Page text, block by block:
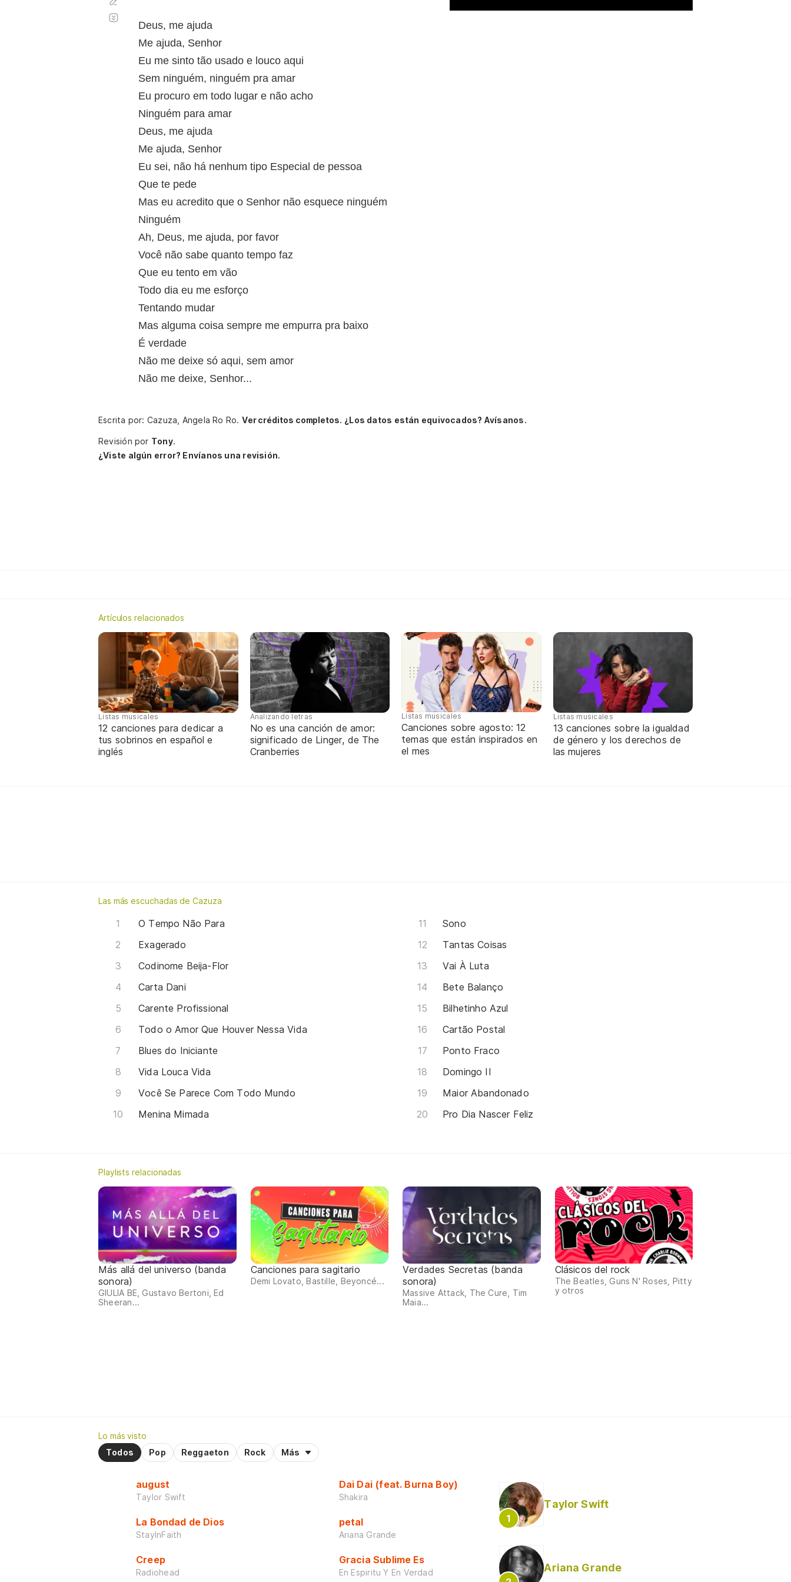
Deus, me ajuda
Me ajuda, Senhor
Eu me sinto tão usado e louco aqui
Sem ninguém, ninguém pra amar
Eu procuro em todo lugar e não acho
Ninguém para amar
Deus, me ajuda
Me ajuda, Senhor
Eu sei, não há nenhum tipo Especial de pessoa
Que te pede
Mas eu acredito que o Senhor não esquece ninguém
Ninguém
Ah, Deus, me ajuda, por favor
Você não sabe quanto tempo faz
Que eu tento em vão
Todo dia eu me esforço
Tentando mudar
Mas alguma coisa sempre me empurra pra baixo
É verdade
Não me deixe só aqui, sem amor
Não me deixe, Senhor...
automático
Escrita por: Cazuza, Angela Ro Ro. Ver créditos completos. ¿Los datos están equivocados? Avísanos.
Revisión por Tony.
¿Viste algún error? Envíanos una revisión.
Artículos relacionados
Listas musicales
12 canciones para dedicar a
tus sobrinos en español e
inglés
Analizando letras
No es una canción de amor:
significado de Linger, de The
Cranberries
Listas musicales
Canciones sobre agosto: 12
temas que están inspirados en
el mes
Listas musicales
13 canciones sobre la igualdad
de género y los derechos de
las mujeres
Las más escuchadas de Cazuza
O Tempo Não Para
Exagerado
Codinome Beija-Flor
Carta Dani
Carente Profissional
Todo o Amor Que Houver Nessa Vida
Blues do Iniciante
Vida Louca Vida
Você Se Parece Com Todo Mundo
Menina Mimada
Sono
Tantas Coisas
Vai À Luta
Bete Balanço
Bilhetinho Azul
Cartão Postal
Ponto Fraco
Domingo II
Maior Abandonado
Pro Dia Nascer Feliz
Playlists relacionadas
Más allá del universo (banda
sonora)
GIULIA BE, Gustavo Bertoni, Ed
Sheeran...
Canciones para sagitario
Demi Lovato, Bastille, Beyoncé...
Verdades Secretas (banda
sonora)
Massive Attack, The Cure, Tim
Maia...
Clásicos del rock
The Beatles, Guns N' Roses, Pitty
y otros
Lo más visto
Todos
Pop Reggaeton Rock Más
august
Taylor Swift
La Bondad de Dios
StayInFaith
Creep
Radiohead
Dai Dai (feat. Burna Boy)
Shakira
petal
Ariana Grande
Gracia Sublime Es
En Espiritu Y En Verdad
Taylor Swift
Ariana Grande